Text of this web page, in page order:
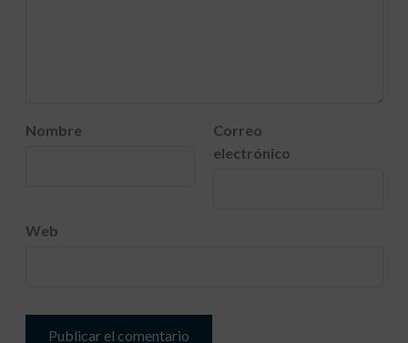
Nombre
Correo
electrónico
Web